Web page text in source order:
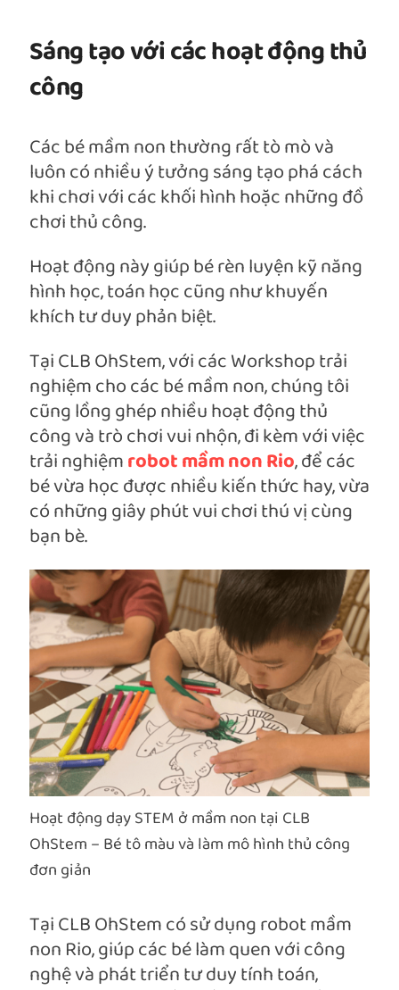
Sáng tạo với các hoạt động thủ
công
Các bé mầm non thường rất tò mò và
luôn có nhiều ý tưởng sáng tạo phá cách
khi chơi với các khối hình hoặc những đồ
chơi thủ công.
Hoạt động này giúp bé rèn luyện kỹ năng
hình học, toán học cũng như khuyến
khích tư duy phản biệt.
Tại CLB OhStem, với các Workshop trải
nghiệm cho các bé mầm non, chúng tôi
cũng lồng ghép nhiều hoạt động thủ
công và trò chơi vui nhộn, đi kèm với việc
trải nghiệmrobot mầm non Rio, để các
bé vừa học được nhiều kiến thức hay, vừa
có những giây phút vui chơi thú vị cùng
bạn bè.
Hoạt động dạy STEM ở mầm non tại CLB
OhStem – Bé tô màu và làm mô hình thủ công
đơn giản
Tại CLB OhStem có sử dụng robot mầm
non Rio, giúp các bé làm quen với công
nghệ và phát triển tư duy tính toán,